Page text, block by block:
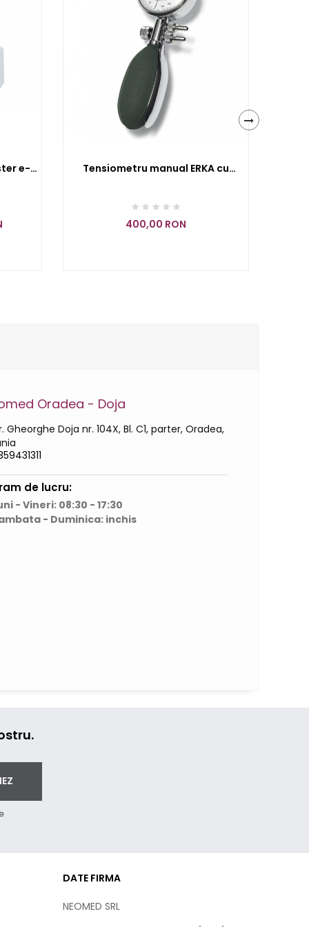
e-
Tensiometru manual ERKA cu
56
400,00 RON
Oradea - Doja
Gheorghe Doja nr. 104X, Bl. C1, parter, Oradea,
de lucru:
- Vineri: 08:30 - 17:30
- Duminica: inchis
DATE FIRMA
NEOMED SRL